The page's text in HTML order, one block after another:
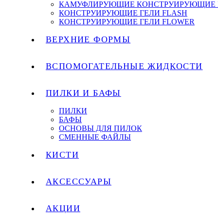
КАМУФЛИРУЮЩИЕ КОНСТРУИРУЮЩИЕ
КОНСТРУИРУЮЩИЕ ГЕЛИ FLASH
КОНСТРУИРУЮЩИЕ ГЕЛИ FLOWER
ВЕРХНИЕ ФОРМЫ
ВСПОМОГАТЕЛЬНЫЕ ЖИДКОСТИ
ПИЛКИ И БАФЫ
ПИЛКИ
БАФЫ
ОСНОВЫ ДЛЯ ПИЛОК
СМЕННЫЕ ФАЙЛЫ
КИСТИ
АКСЕССУАРЫ
АКЦИИ